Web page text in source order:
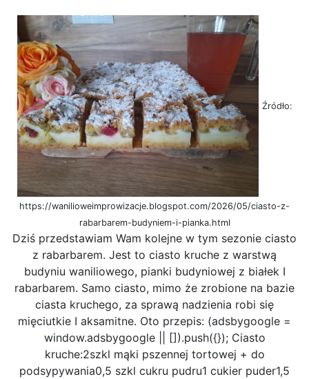
Źródło:
https://wanilioweimprowizacje.blogspot.com/2026/05/ciasto-z-
rabarbarem-budyniem-i-pianka.html
Dziś przedstawiam Wam kolejne w tym sezonie ciasto
z rabarbarem. Jest to ciasto kruche z warstwą
budyniu waniliowego, pianki budyniowej z białek I
rabarbarem. Samo ciasto, mimo że zrobione na bazie
ciasta kruchego, za sprawą nadzienia robi się
mięciutkie I aksamitne. Oto przepis: (adsbygoogle =
window.adsbygoogle || []).push({}); Ciasto
kruche:2szkl mąki pszennej tortowej + do
podsypywania0,5 szkl cukru pudru1 cukier puder1,5